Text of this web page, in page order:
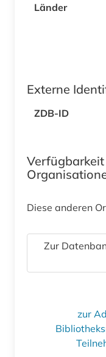
Länder
Externe
ZDB-ID
Diese anderen
Zur
zur